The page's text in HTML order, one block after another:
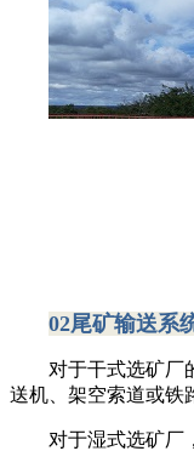
02尾矿输送系
对于干式选矿厂
送机、架空索道或铁
对于湿式选矿厂